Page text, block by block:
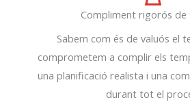
Compliment rigorós de
Sabem com és de valuós el
comprometem a complir els
una planificació realista i una
durant tot el